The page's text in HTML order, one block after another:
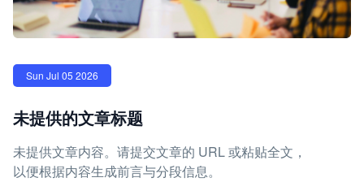
Sun Jul 05 2026
未提供的文章标题
未提供文章内容。请提交文章的 URL 或粘贴全文，
以便根据内容生成前言与分段信息。